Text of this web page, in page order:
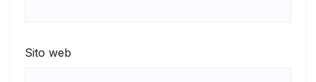
Sito web